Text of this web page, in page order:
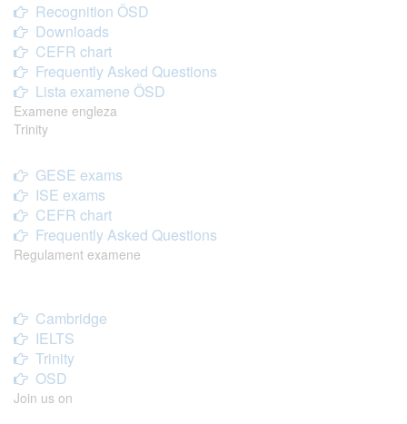
Recognition ÖSD
Downloads
CEFR chart
Frequently Asked Questions
Lista examene ÖSD
Examene engleza
Trinity
GESE exams
ISE exams
CEFR chart
Frequently Asked Questions
Regulament examene
Cambridge
IELTS
Trinity
OSD
Join us on